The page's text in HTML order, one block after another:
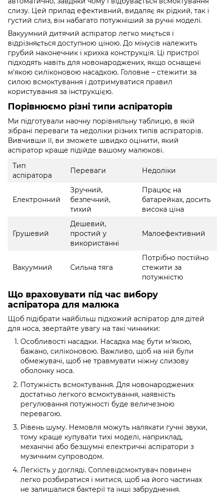
слизу. Цей прилад ефективний, видаляє як рідкий, так і
густий слиз, він набагато потужніший за ручні моделі.
Вакуумний дитячий аспіратор легко миється і
відрізняється доступною ціною. До мінусів належить
грубий наконечник і крихка конструкція. Ці пристрої
підходять навіть для новонароджених, якщо оснащені
м'якою силіконовою насадкою. Головне – стежити за
силою всмоктування і дотримуватися правил
користування за інструкцією.
Порівнюємо різні типи аспіраторів
Ми підготували наочну порівняльну таблицю, в якій
зібрані переваги та недоліки різних типів аспіраторів.
Вивчивши її, ви зможете швидко оцінити, який
аспіратор краще підійде вашому малюкові.
Тип
аспіратора
Переваги Недоліки
Електронний
Зручний,
безпечний,
тихий
Працює на
батарейках, досить
висока ціна
Грушевий
Дешевий,
простий у
використанні
Малоефективний
Вакуумний Сильна тяга
Потрібно постійно
стежити за
потужністю
Що враховувати під час вибору
аспіратора для малюка
Щоб підібрати найбільш підхожий аспіратор для дітей
для носа, звертайте увагу на такі чинники:
Особливості насадки. Насадка має бути м'якою,
бажано, силіконовою. Важливо, щоб на ній були
обмежувачі, щоб не травмувати ніжну слизову
оболонку носа.
Потужність всмоктування. Для новонароджених
достатньо легкого всмоктування, наявність
регулювання потужності буде величезною
перевагою.
Рівень шуму. Немовля можуть налякати гучні звуки,
тому краще купувати тихі моделі, наприклад,
механічні або безшумні електричні аспіратори з
музичним супроводом.
Легкість у догляді. Соплевідсмоктувач повинен
легко розбиратися і митися, щоб на його частинах
не залишалися бактерії та інші забруднення.